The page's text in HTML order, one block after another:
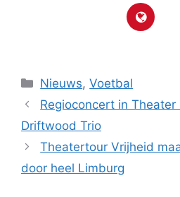
Categorieën
Nieuws,Voetbal
Regioconcert in
Driftwood Trio
Theatertour Vrijheid
door heel Limburg